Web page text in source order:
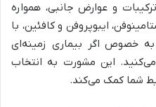
و عوارض جانبی، همواره
ایبوپروفن و کافئین، با
خصوص اگر بیماری زمینه‌ای
این مشورت به انتخاب
شما کمک می‌کند.